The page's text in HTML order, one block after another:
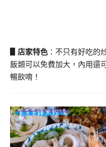
▋店家特色 ：不只有好吃的
飯類可以免費加大，內用還
暢飲唷！